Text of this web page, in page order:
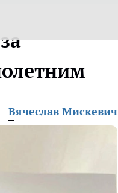
Вячеслав Мискевич